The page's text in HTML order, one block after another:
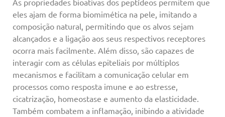
eles ajam de forma biomimética na pele, imitando a
composição natural, permitindo que os alvos sejam
alcançados e a ligação aos seus respectivos receptores
ocorra mais facilmente. Além disso, são capazes de
interagir com as células epiteliais por múltiplos
mecanismos e facilitam a comunicação celular em
processos como resposta imune e ao estresse,
cicatrização, homeostase e aumento da elasticidade.
Também combatem a inflamação, inibindo a atividade